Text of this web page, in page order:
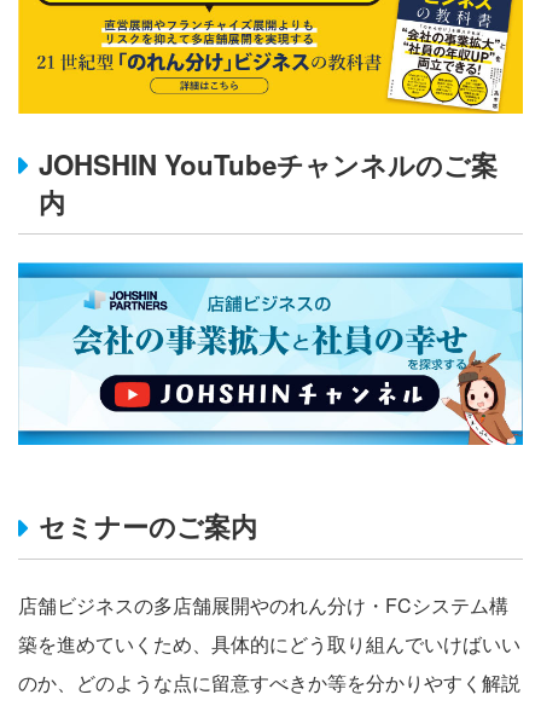
JOHSHIN YouTubeチャンネルのご案
内
セミナーのご案内
店舗ビジネスの多店舗展開やのれん分け・FCシステム構
築を進めていくため、具体的にどう取り組んでいけばいい
のか、どのような点に留意すべきか等を分かりやすく解説